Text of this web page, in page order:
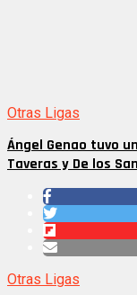
Otras Ligas
Ángel Genao tuvo
Taveras y De los
Otras Ligas